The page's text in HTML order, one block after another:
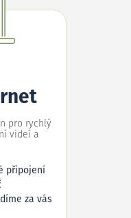
pro rychlý
videí a
připojení
za vás